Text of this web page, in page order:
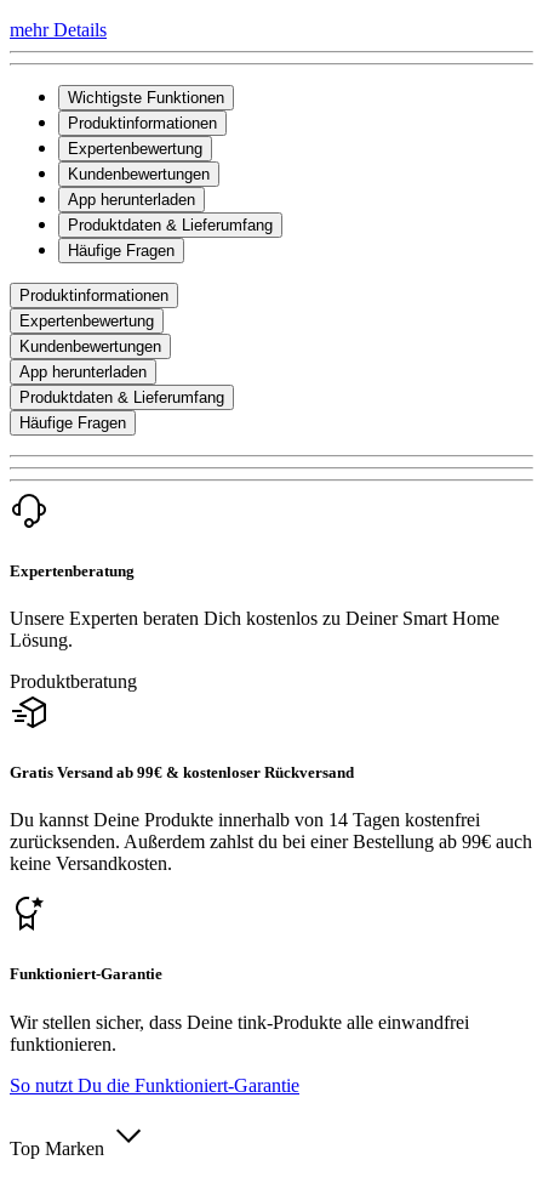
mehr Details
Wichtigste Funktionen
Produktinformationen
Expertenbewertung
Kundenbewertungen
App herunterladen
Produktdaten & Lieferumfang
Häufige Fragen
Produktinformationen
Expertenbewertung
Kundenbewertungen
App herunterladen
Produktdaten & Lieferumfang
Häufige Fragen
Expertenberatung
Unsere Experten beraten Dich kostenlos zu Deiner Smart Home
Lösung.
Produktberatung
Gratis Versand ab 99€ & kostenloser Rückversand
Du kannst Deine Produkte innerhalb von 14 Tagen kostenfrei
zurücksenden. Außerdem zahlst du bei einer Bestellung ab 99€ auch
keine Versandkosten.
Funktioniert-Garantie
Wir stellen sicher, dass Deine tink-Produkte alle einwandfrei
funktionieren.
So nutzt Du die Funktioniert-Garantie
Top Marken